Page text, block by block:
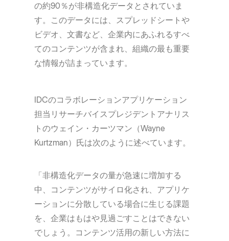
の約90％が非構造化データとされていま
す。このデータには、スプレッドシートや
ビデオ、文書など、企業内にあふれるすべ
てのコンテンツが含まれ、組織の最も重要
な情報が詰まっています。
IDCのコラボレーションアプリケーション
担当リサーチバイスプレジデントアナリス
トのウェイン・カーツマン（Wayne
Kurtzman）氏は次のように述べています。
「非構造化データの量が急速に増加する
中、コンテンツがサイロ化され、アプリケ
ーションに分散している場合に生じる課題
を、企業はもはや見過ごすことはできない
でしょう。コンテンツ活用の新しい方法に